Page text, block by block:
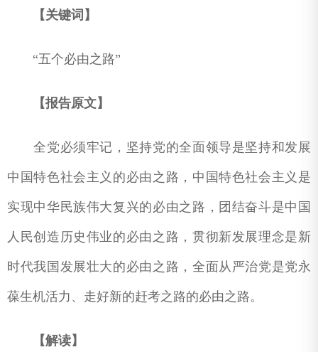
【关键词】
“五个必由之路”
【报告原文】
全党必须牢记，坚持党的全面领导是坚持和发展
中国特色社会主义的必由之路，中国特色社会主义是
实现中华民族伟大复兴的必由之路，团结奋斗是中国
人民创造历史伟业的必由之路，贯彻新发展理念是新
时代我国发展壮大的必由之路，全面从严治党是党永
葆生机活力、走好新的赶考之路的必由之路。
【解读】